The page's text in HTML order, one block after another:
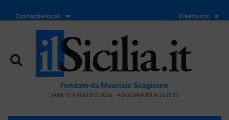
Cronache locali Il Network
Fondato da Maurizio Scaglione
SABATO 8 AGOSTO 2026 - AGGIORNATO ALLE 12:53